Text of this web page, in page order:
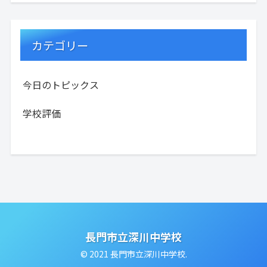
カテゴリー
今日のトピックス
学校評価
長門市立深川中学校
© 2021 長門市立深川中学校.